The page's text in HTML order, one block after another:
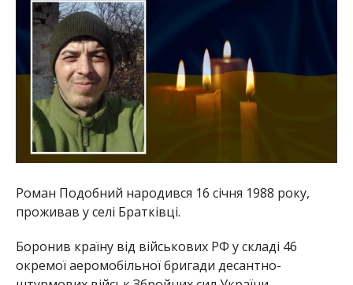
Роман Подобний народився 16 січня 1988 року,
проживав у селі Братківці.
Боронив країну від військових РФ у складі 46
окремої аеромобільної бригади десантно-